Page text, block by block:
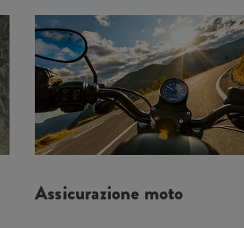
Assicurazione moto